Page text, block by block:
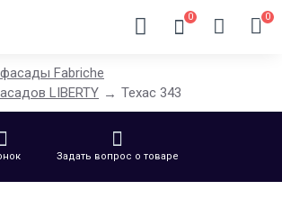
0 0
Fabriche
LIBERTY
Техас 343
Задать вопрос о товаре